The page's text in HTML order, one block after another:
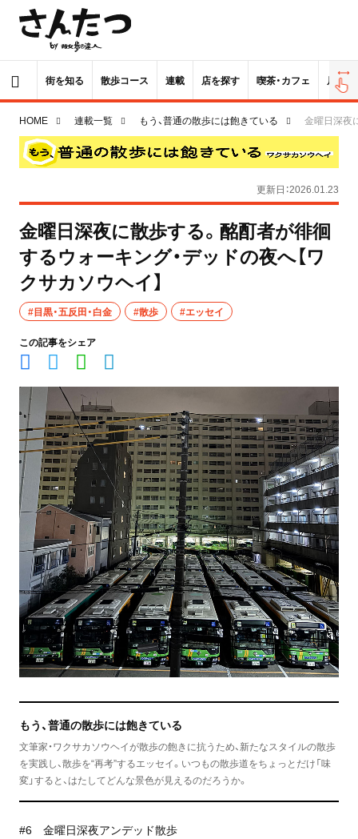
街を知る 散歩コース 連載 店を探す 喫茶・カフェ 居酒屋
HOME 連載一覧 もう、普通の散歩には飽きている 金曜日深夜
更新日：2026.01.23
金曜日深夜に散歩する。酩酊者が徘徊
するウォーキング・デッドの夜へ【ワ
クサカソウヘイ】
#目黒・五反田・白金 #散歩 #エッセイ
この記事をシェア
もう、普通の散歩には飽きている
文筆家・ワクサカソウヘイが散歩の飽きに抗うため、新たなスタイルの散歩
を実践し、散歩を“再考”するエッセイ。いつもの散歩道をちょっとだけ「味
変」すると、はたしてどんな景色が見えるのだろうか。
#6 金曜日深夜アンデッド散歩